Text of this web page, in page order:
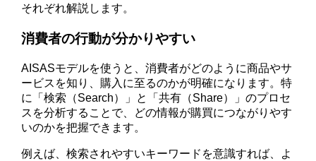
それぞれ解説します。
消費者の行動が分かりやすい
AISASモデルを使うと、消費者がどのように商品やサ
ービスを知り、購入に至るのかが明確になります。特
に「検索（Search）」と「共有（Share）」のプロセ
スを分析することで、どの情報が購買につながりやす
いのかを把握できます。
例えば、検索されやすいキーワードを意識すれば、よ